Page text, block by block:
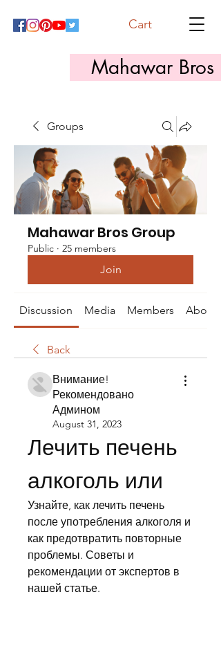
Mahawar Bros
Cart
Groups
Mahawar Bros Group
Public · 25 members
Join
Discussion Media Members About
Back
Внимание!
Рекомендовано
Админом
August 31, 2023
Лечить печень
алкоголь или
Узнайте, как лечить печень
после употребления алкоголя и
как предотвратить повторные
проблемы. Советы и
рекомендации от экспертов в
нашей статье.